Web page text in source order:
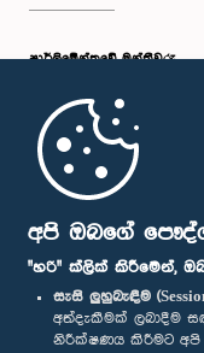
අපි ඔබගේ
"හරි" ක්ලික් කිරීමෙන්,
සැසි ලුහුබැඳීම
අත්දැකීමක් ලබාදීම
නිරීක්ෂණය කිරීමට අපි
පාර්ලි‌මේන්තුවේ මන්ත්‍රීවරු
මුල් පිටුව
පාර්ලිමේන්තු ජංගම යෙදුම